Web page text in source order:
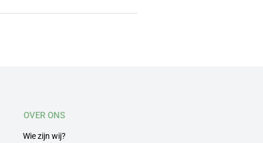
OVER ONS
Wie zijn wij?